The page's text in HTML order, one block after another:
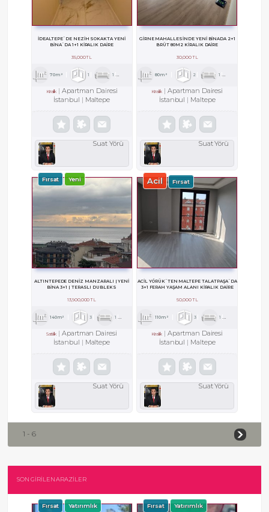
İDEALTEPE`DE NEZİH SOKAKTA YENİ
BİNA`DA 1+1 KİRALIK DAİRE
35,000 TL
70m² 1 1
Kiralık
Apartman Dairesi
İstanbul
Maltepe
Suat Yörü
GİRNE MAHALLESİNDE YENİ BİNADA 2+1
BRÜT 80M2 KİRALIK DAİRE
30,000 TL
80m² 2 1
Kiralık
Apartman Dairesi
İstanbul
Maltepe
Suat Yörü
Fırsat Yeni
ALTINTEPEDE DENİZ MANZARALI | YENİ
BİNA 3+1 | TERASLI DUBLEKS
13,900,000 TL
140m² 3 1
Satılık
Apartman Dairesi
İstanbul
Maltepe
Suat Yörü
Acil Fırsat
ACİL YÖRÜK`TEN MALTEPE TALATPAŞA`DA
3+1 FERAH YAŞAM ALANI KİRALIK DAİRE
50,000 TL
110m² 3 1
Kiralık
Apartman Dairesi
İstanbul
Maltepe
Suat Yörü
1 - 6
SON GİRİLEN ARAZİLER
Fırsat Yatırımlık Fırsat Yatırımlık